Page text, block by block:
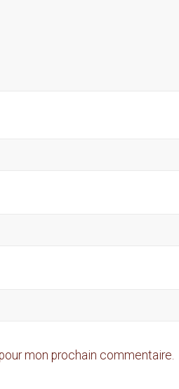
mon prochain commentaire.